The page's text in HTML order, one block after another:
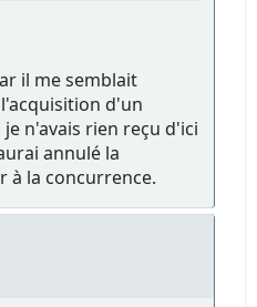
il me semblait
d'un
n'avais rien reçu d'ici
annulé la
à la concurrence.